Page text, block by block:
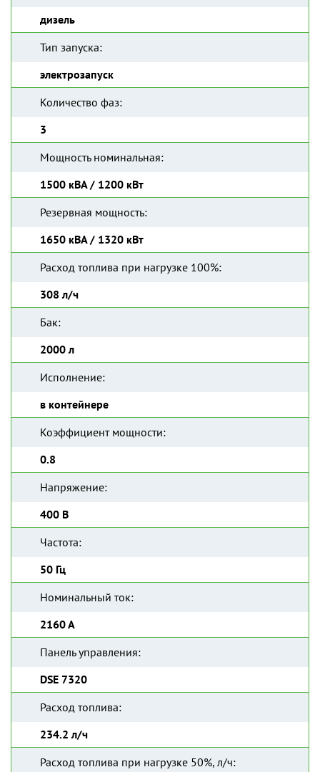
дизель
Тип запуска:
электрозапуск
Количество фаз:
3
Мощность номинальная:
1500 кВА / 1200 кВт
Резервная мощность:
1650 кВА / 1320 кВт
Расход топлива при нагрузке 100%:
308 л/ч
Бак:
2000 л
Исполнение:
в контейнере
Коэффициент мощности:
0.8
Напряжение:
400 В
Частота:
50 Гц
Номинальный ток:
2160 А
Панель управления:
DSE 7320
Расход топлива:
234.2 л/ч
Расход топлива при нагрузке 50%, л/ч: